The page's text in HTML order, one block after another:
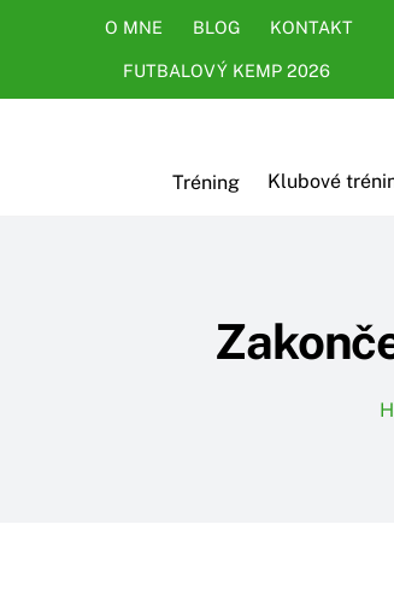
O MNE BLOG KONTAKT
FUTBALOVÝ KEMP 2026
Tréning Klubové